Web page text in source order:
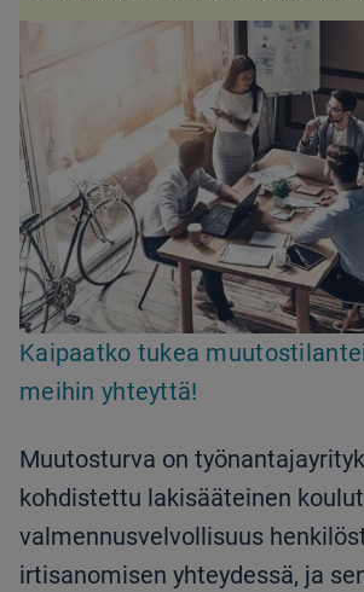
Kaipaatko tukea
meihin yhteyttä!
Muutosturva on
kohdistettu lakisääteinen
valmennusvelvollisuus
irtisanomisen yhteydessä, ja